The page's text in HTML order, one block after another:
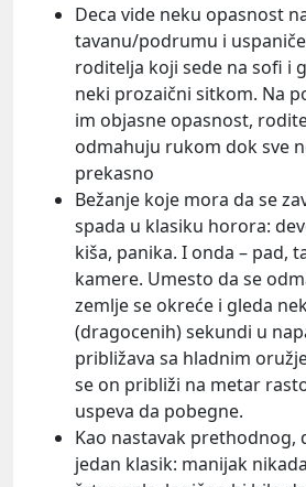
Deca vide neku opasnost
tavanu/podrumu i
roditelja koji sede na sofi i
neki prozaični sitkom. Na
im objasne opasnost,
odmahuju rukom dok sve
prekasno
Bežanje koje mora da se
spada u klasiku horora:
kiša, panika. I onda – pad,
kamere. Umesto da se
zemlje se okreće i gleda
(dragocenih) sekundi u
približava sa hladnim
se on približi na metar
uspeva da pobegne.
Kao nastavak prethodnog,
jedan klasik: manijak